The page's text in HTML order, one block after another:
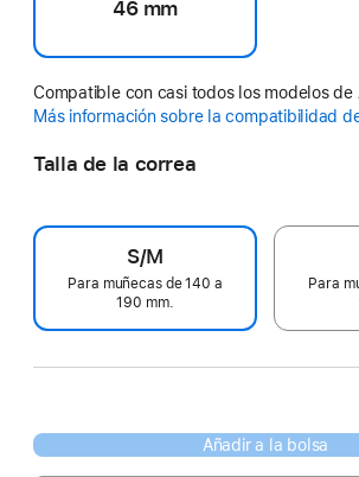
46 mm
Compatible con casi todos los modelos de
Más información sobre la compatibilidad
Talla de la correa
S/M
Para muñecas de 140 a
190 mm.
Para
Añadir a la bolsa